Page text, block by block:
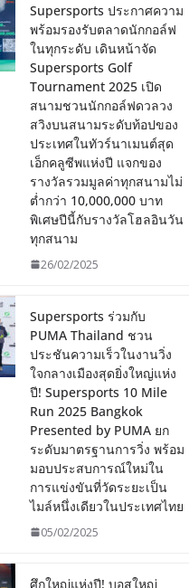
Supersports ประกาศความ
พร้อมรองรับตลาดนักกอล์ฟ
ในทุกระดับ เดินหน้าจัด
Supersports Golf
Tournament 2025 เปิด
สนามชวนนักกอล์ฟดวลวง
สวิงบนสนามระดับท้อปของ
ประเทศในทัวร์นาเมนต์สุด
เอ็กคลูซีพแห่งปี แจกของ
รางวัลรวมมูลค่าทุกสนามไม่
ต่ำกว่า 10,000,000 บาท
พิเศษปีนี้กับรางวัลโฮลอินวัน
ทุกสนาม
26/02/2025
Supersports ร่วมกับ
PUMA Thailand ชวน
ประชันความเร็วในงานวิ่ง
ใจกลางเมืองสุดยิ่งใหญ่แห่ง
ปี! Supersports 10 Mile
Run 2025 Bangkok
Presented by PUMA ยก
ระดับมาตรฐานการวิ่ง พร้อม
มอบประสบการณ์ใหม่ใน
การแข่งขันที่วัดระยะเป็น
ไมล์หนึ่งเดียวในประเทศไทย
05/02/2025
ศึกใหญ่แห่งปี! บอสใหญ่